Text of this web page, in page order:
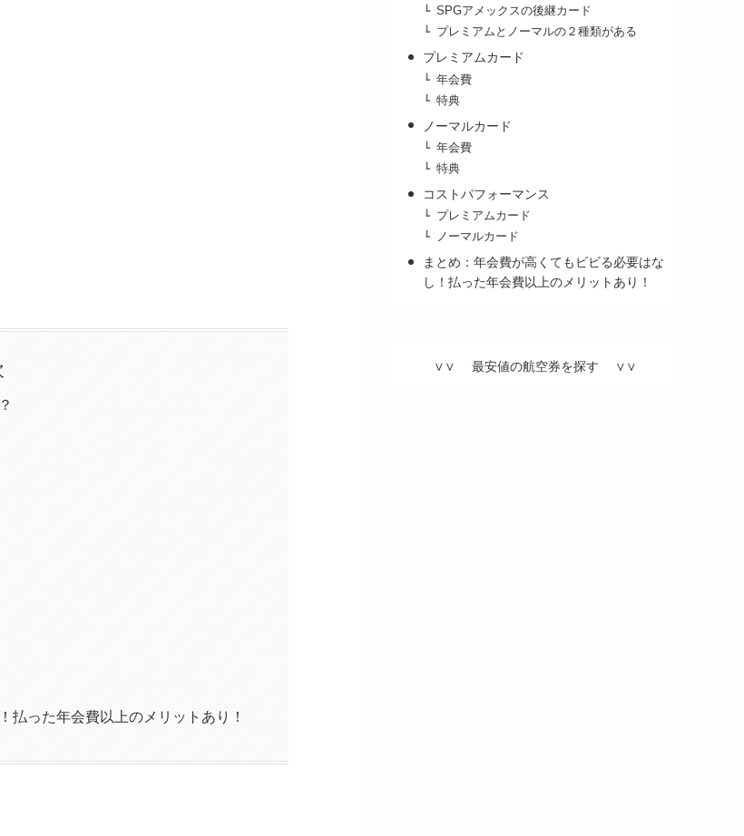
払った年会費以上のメリットあり！
SPGアメックスの後継カード
プレミアムとノーマルの２種類がある
プレミアムカード
年会費
特典
ノーマルカード
年会費
特典
コストパフォーマンス
プレミアムカード
ノーマルカード
まとめ：年会費が高くてもビビる必要はな
し！払った年会費以上のメリットあり！
∨∨ 最安値の航空券を探す ∨∨